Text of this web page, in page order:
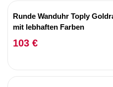
Runde Wanduhr Toply
mit lebhaften Farben
103 €